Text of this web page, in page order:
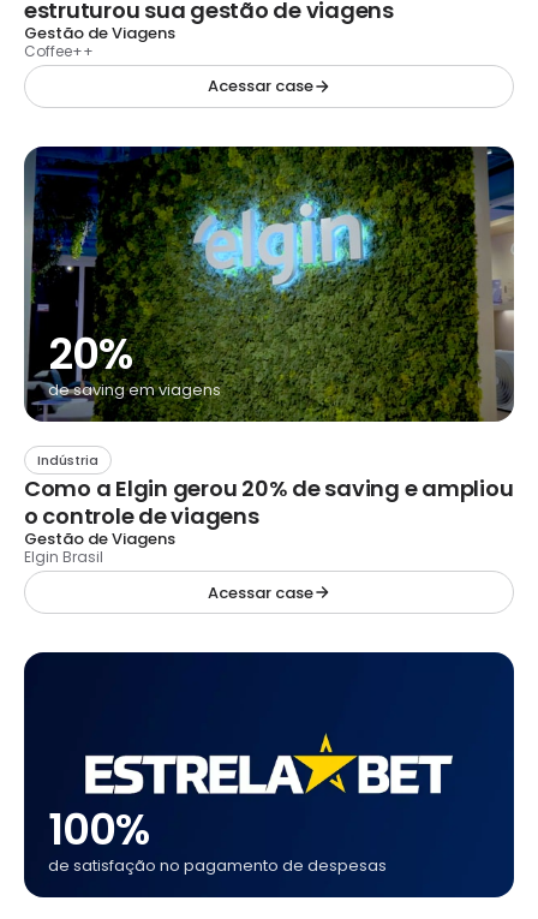
estruturou sua gestão de viagens
Gestão de Viagens
Coffee++
Acessar case
20%
de saving em viagens
Indústria
Como a Elgin gerou 20% de saving e ampliou
o controle de viagens
Gestão de Viagens
Elgin Brasil
Acessar case
100%
de satisfação no pagamento de despesas